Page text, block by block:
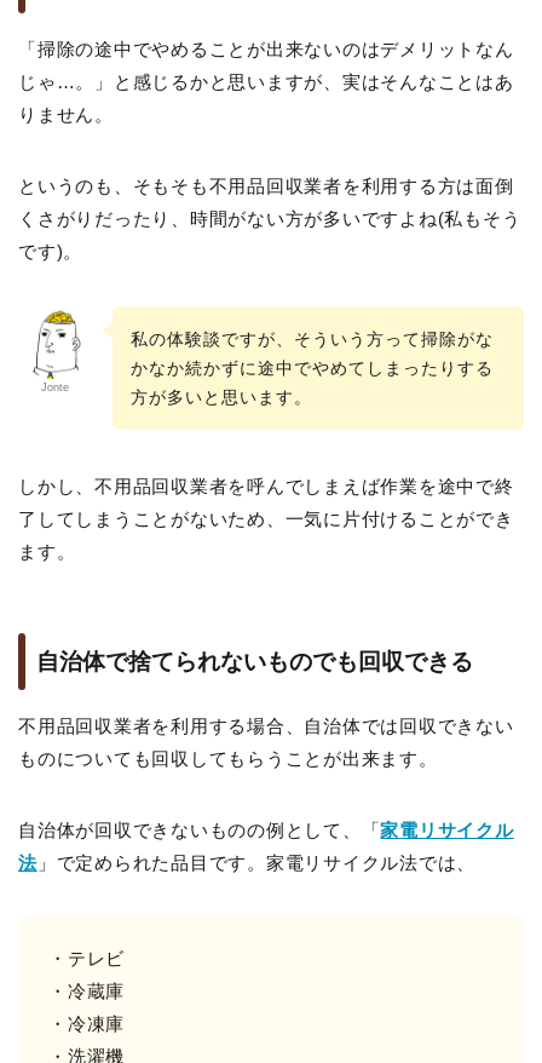
「掃除の途中でやめることが出来ないのはデメリットなん
じゃ…。」と感じるかと思いますが、実はそんなことはあ
りません。
というのも、そもそも不用品回収業者を利用する方は面倒
くさがりだったり、時間がない方が多いですよね(私もそう
です)。
Jonte
私の体験談ですが、そういう方って掃除がな
かなか続かずに途中でやめてしまったりする
方が多いと思います。
しかし、不用品回収業者を呼んでしまえば作業を途中で終
了してしまうことがないため、一気に片付けることができ
ます。
自治体で捨てられないものでも回収できる
不用品回収業者を利用する場合、自治体では回収できない
ものについても回収してもらうことが出来ます。
自治体が回収できないものの例として、「家電リサイクル
法」で定められた品目です。家電リサイクル法では、
・テレビ
・冷蔵庫
・冷凍庫
・洗濯機